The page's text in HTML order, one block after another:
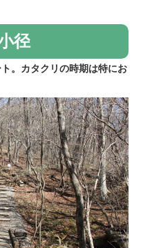
径
。カタクリの時期は特にお